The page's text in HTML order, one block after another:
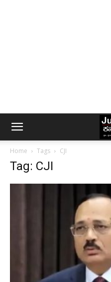
Home Tags CJI
Tag: CJI